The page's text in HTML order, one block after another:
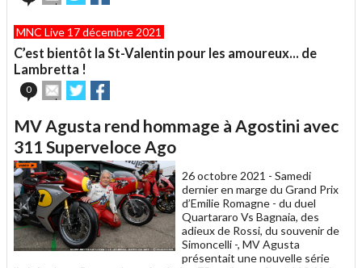
cet
à
un
ami
sur sur
MNC Live 17 décembre 2021
C’est bientôt la St-Valentin pour les amoureux... de
Lambretta !
0
Envoyer
cet
à
un
ami
Partager
sur sur
MV Agusta rend hommage à Agostini avec
311 Superveloce Ago
26 octobre 2021 - Samedi
dernier en marge du Grand Prix
d’Emilie Romagne - du duel
Quartararo Vs Bagnaia, des
adieux de Rossi, du souvenir de
Simoncelli -, MV Agusta
présentait une nouvelle série